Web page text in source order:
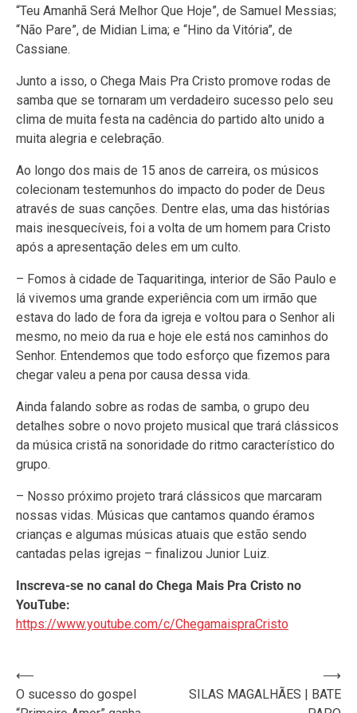
“Teu Amanhã Será Melhor Que Hoje”, de Samuel Messias;
“Não Pare”, de Midian Lima; e “Hino da Vitória”, de
Cassiane.
Junto a isso, o Chega Mais Pra Cristo promove rodas de
samba que se tornaram um verdadeiro sucesso pelo seu
clima de muita festa na cadência do partido alto unido a
muita alegria e celebração.
Ao longo dos mais de 15 anos de carreira, os músicos
colecionam testemunhos do impacto do poder de Deus
através de suas canções. Dentre elas, uma das histórias
mais inesquecíveis, foi a volta de um homem para Cristo
após a apresentação deles em um culto.
– Fomos à cidade de Taquaritinga, interior de São Paulo e
lá vivemos uma grande experiência com um irmão que
estava do lado de fora da igreja e voltou para o Senhor ali
mesmo, no meio da rua e hoje ele está nos caminhos do
Senhor. Entendemos que todo esforço que fizemos para
chegar valeu a pena por causa dessa vida.
Ainda falando sobre as rodas de samba, o grupo deu
detalhes sobre o novo projeto musical que trará clássicos
da música cristã na sonoridade do ritmo característico do
grupo.
– Nosso próximo projeto trará clássicos que marcaram
nossas vidas. Músicas que cantamos quando éramos
crianças e algumas músicas atuais que estão sendo
cantadas pelas igrejas – finalizou Junior Luiz.
Inscreva-se no canal do Chega Mais Pra Cristo no
YouTube:
https://www.youtube.com/c/ChegamaispraCristo
Navegação
de
⟵
O sucesso do gospel
SILAS MAGALHÃES | BATE
⟶